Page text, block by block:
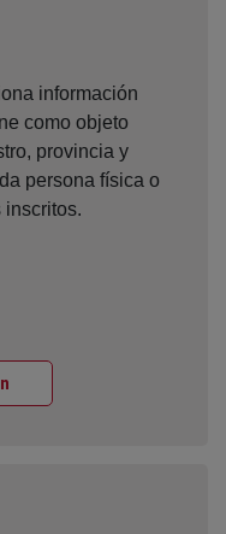
información
como objeto
provincia y
persona física o
inscritos.